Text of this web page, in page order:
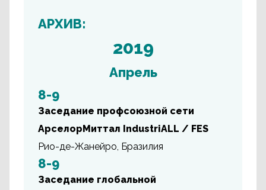
АРХИВ:
2019
Апрель
8-9
Заседание профсоюзной сети
АрселорМиттал IndustriALL / FES
Рио-де-Жанейро, Бразилия
8-9
Заседание глобальной